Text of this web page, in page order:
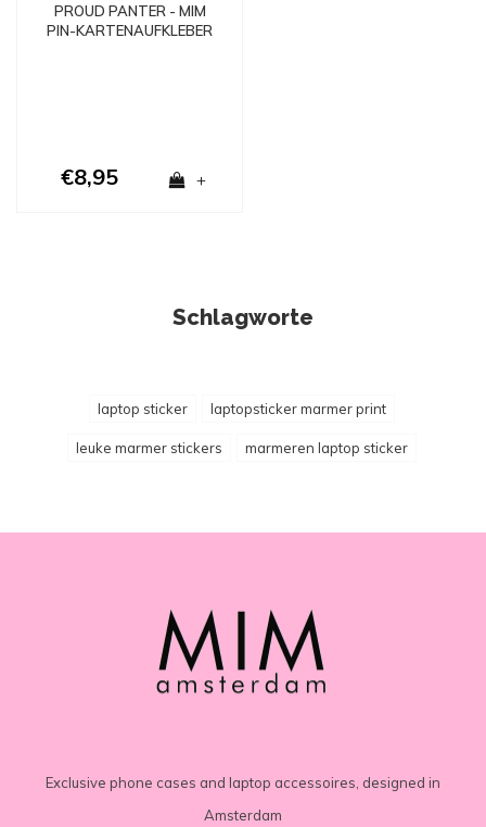
PROUD PANTER - MIM
PIN-KARTENAUFKLEBER
€8,95 +
Schlagworte
laptop sticker laptopsticker marmer print
leuke marmer stickers marmeren laptop sticker
Exclusive phone cases and laptop accessoires, designed in
Amsterdam